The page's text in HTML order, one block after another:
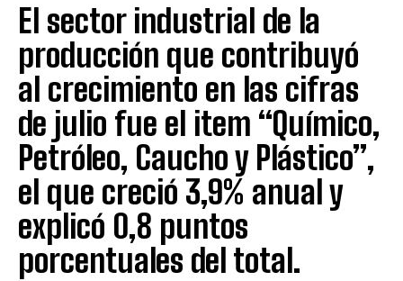
El sector industrial de la
producción que contribuyó
al crecimiento en las cifras
de julio fue el item “Químico,
Petróleo, Caucho y Plástico”,
el que creció 3,9% anual y
explicó 0,8 puntos
porcentuales del total.